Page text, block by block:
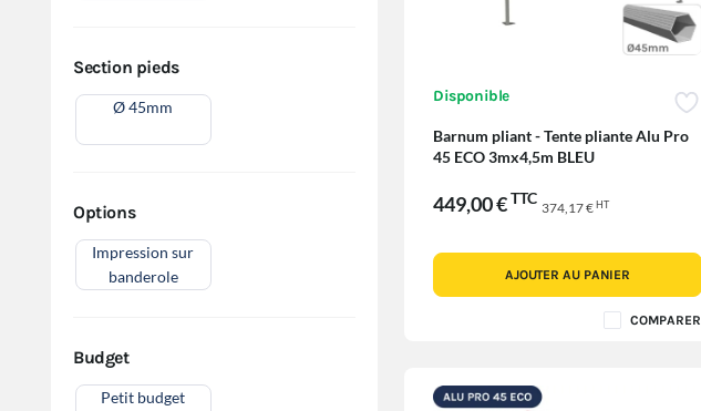
Section pieds
Ø 45mm
Options
Impression sur
banderole
Budget
Petit budget
Disponible
Barnum pliant - Tente pliante Alu Pro
45 ECO 3mx4,5m BLEU
449,00 €TTC
374,17 €HT
AJOUTER AU PANIER
COMPARER